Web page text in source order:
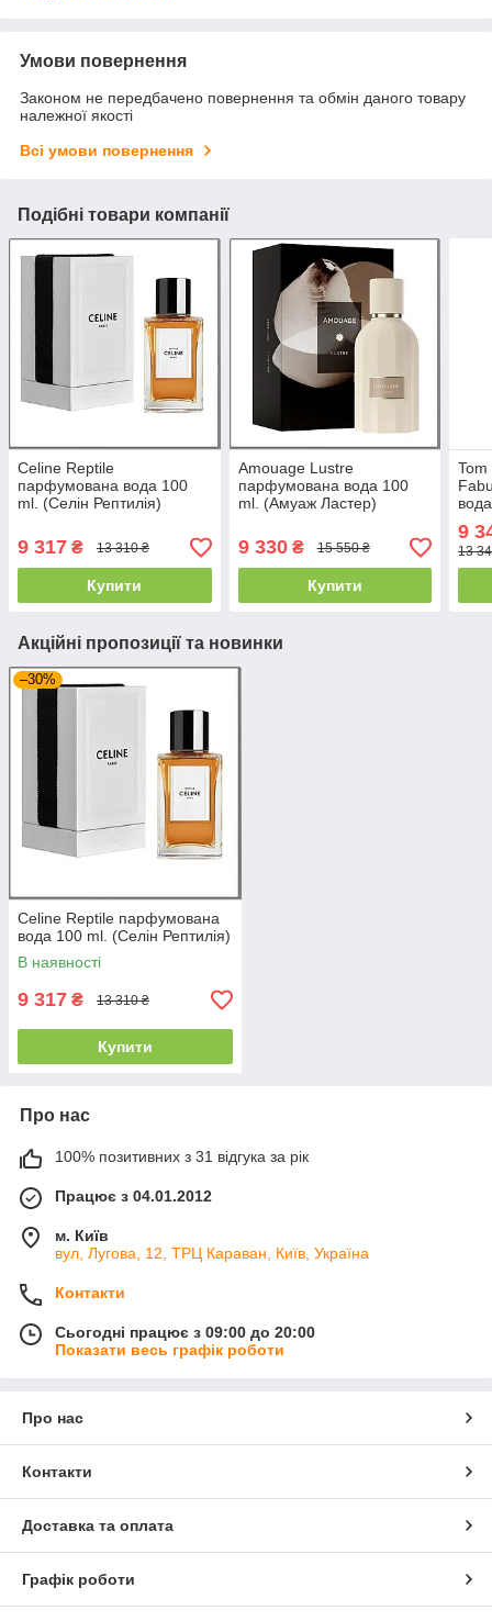
Умови повернення
Законом не передбачено повернення та обмін даного товару
належної якості
Всі умови повернення
Подібні товари компанії
Celine Reptile
парфумована вода 100
ml. (Селін Рептилія)
9 317 ₴ 13 310 ₴
Купити
Amouage Lustre
парфумована вода 100
ml. (Амуаж Ластер)
9 330₴ 15 550 ₴
Купити
9
13
Акційні пропозиції та новинки
–30%
Celine Reptile парфумована
вода 100 ml. (Селін Рептилія)
В наявності
9 317 ₴ 13 310 ₴
Купити
Про нас
100% позитивних з 31 відгука за рік
Працює з 04.01.2012
м. Київ
вул, Лугова, 12, ТРЦ Караван, Київ, Україна
Контакти
Сьогодні працює з 09:00 до 20:00
Показати весь графік роботи
Про нас
Контакти
Доставка та оплата
Графік роботи